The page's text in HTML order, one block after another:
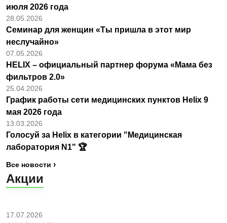
июля 2026 года
28.05.2026
Семинар для женщин «Ты пришла в этот мир
неслучайно»
07.05.2026
HELIX – официальный партнер форума «Мама без
фильтров 2.0»
25.04.2026
График работы сети медицинских пунктов Helix 9
мая 2026 года
13.03.2026
Голосуй за Helix в категории "Медицинская
лаборатория N1" 🏆
Все новости
Акции
17.07.2026